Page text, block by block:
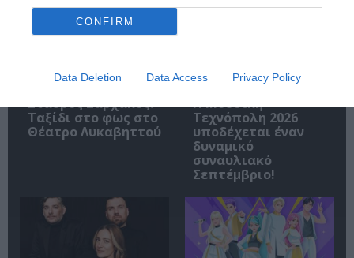
CONFIRM
Data Deletion Data Access Privacy Policy
Σταύρος Ξαρχάκος:
Ταξίδι στο φως στο
Θέατρο Λυκαβηττού
Η Μουσική
Τεχνόπολη 2026
υποδέχεται έναν
δυναμικό
συναυλιακό
Σεπτέμβριο!